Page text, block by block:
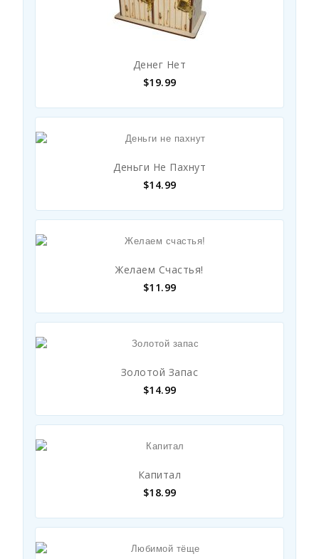
Денег Нет
$19.99
Деньги Не Пахнут
$14.99
Желаем Счастья!
$11.99
Золотой Запас
$14.99
Капитал
$18.99